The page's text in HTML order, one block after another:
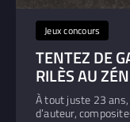
Jeux concours
TENTEZ DE
RILÈS AU
À tout juste 23
d’auteur,